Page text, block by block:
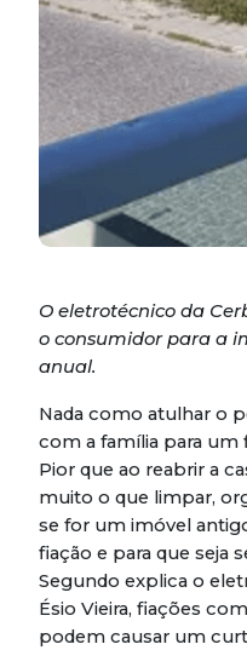
O eletrotécnico da
o consumidor para a
anual.
Nada como atulhar o
com a família para um
Pior que ao reabrir a
muito o que limpar,
se for um imóvel
fiação e para que seja
Segundo explica o
Ésio Vieira, fiações
podem causar um